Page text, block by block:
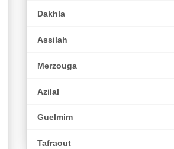
Dakhla
Assilah
Merzouga
Azilal
Guelmim
Tafraout